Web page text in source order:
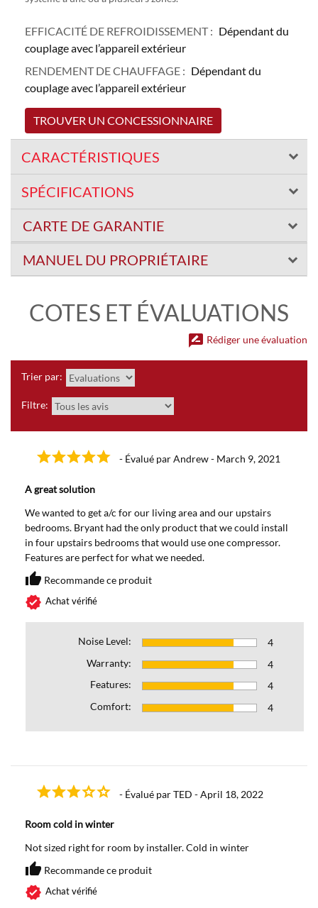
EFFICACITÉ DE REFROIDISSEMENT : Dépendant du
couplage avec l’appareil extérieur
RENDEMENT DE CHAUFFAGE : Dépendant du
couplage avec l’appareil extérieur
TROUVER UN CONCESSIONNAIRE
CARACTÉRISTIQUES
SPÉCIFICATIONS
CARTE DE GARANTIE
MANUEL DU PROPRIÉTAIRE
COTES ET ÉVALUATIONS
rate_review Rédiger une évaluation
Trier par:
Filtre:
- Évalué par Andrew - March 9, 2021
A great solution
We wanted to get a/c for our living area and our upstairs
bedrooms. Bryant had the only product that we could install
in four upstairs bedrooms that would use one compressor.
Features are perfect for what we needed.
thumb_upRecommande ce produit
Recommande ce produit
verified Achat vérifié
Noise Level:
4
Warranty:
4
Features:
4
Comfort:
4
- Évalué par TED - April 18, 2022
Room cold in winter
Not sized right for room by installer. Cold in winter
thumb_upRecommande ce produit
Recommande ce produit
verified Achat vérifié